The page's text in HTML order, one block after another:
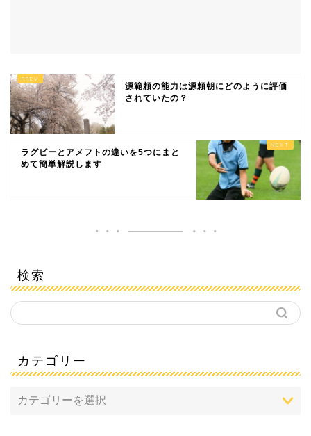
源範頼の能力は源頼朝にどのように評価
されていたの？
ラグビーとアメフトの違いを5つにまと
めて簡単解説します
検索
カテゴリー